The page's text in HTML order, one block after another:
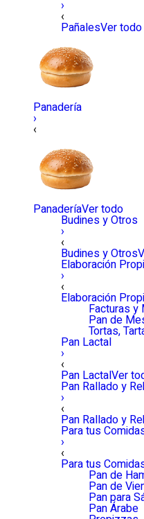
›
‹
PañalesVer todo
Panadería
›
‹
PanaderíaVer todo
Budines y Otros
›
‹
Budines y Otros
Elaboración
›
‹
Elaboración
Facturas y
Pan de
Tortas,
Pan Lactal
›
‹
Pan LactalVer
Pan Rallado y
›
‹
Pan Rallado y
Para tus
›
‹
Para tus
Pan de
Pan de
Pan para
Pan Árabe